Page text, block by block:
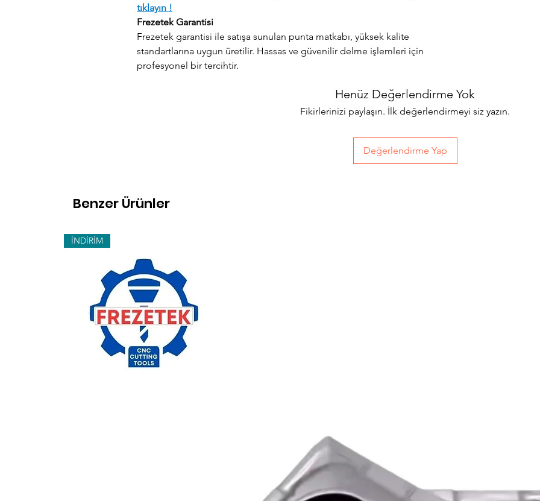
tıklayın !
Frezetek Garantisi
Frezetek garantisi ile satışa sunulan punta matkabı, yüksek kalite
standartlarına uygun üretilir. Hassas ve güvenilir delme işlemleri için
profesyonel bir tercihtir.
Henüz Değerlendirme Yok
Fikirlerinizi paylaşın. İlk değerlendirmeyi siz yazın.
Değerlendirme Yap
Benzer Ürünler
İNDİRİM